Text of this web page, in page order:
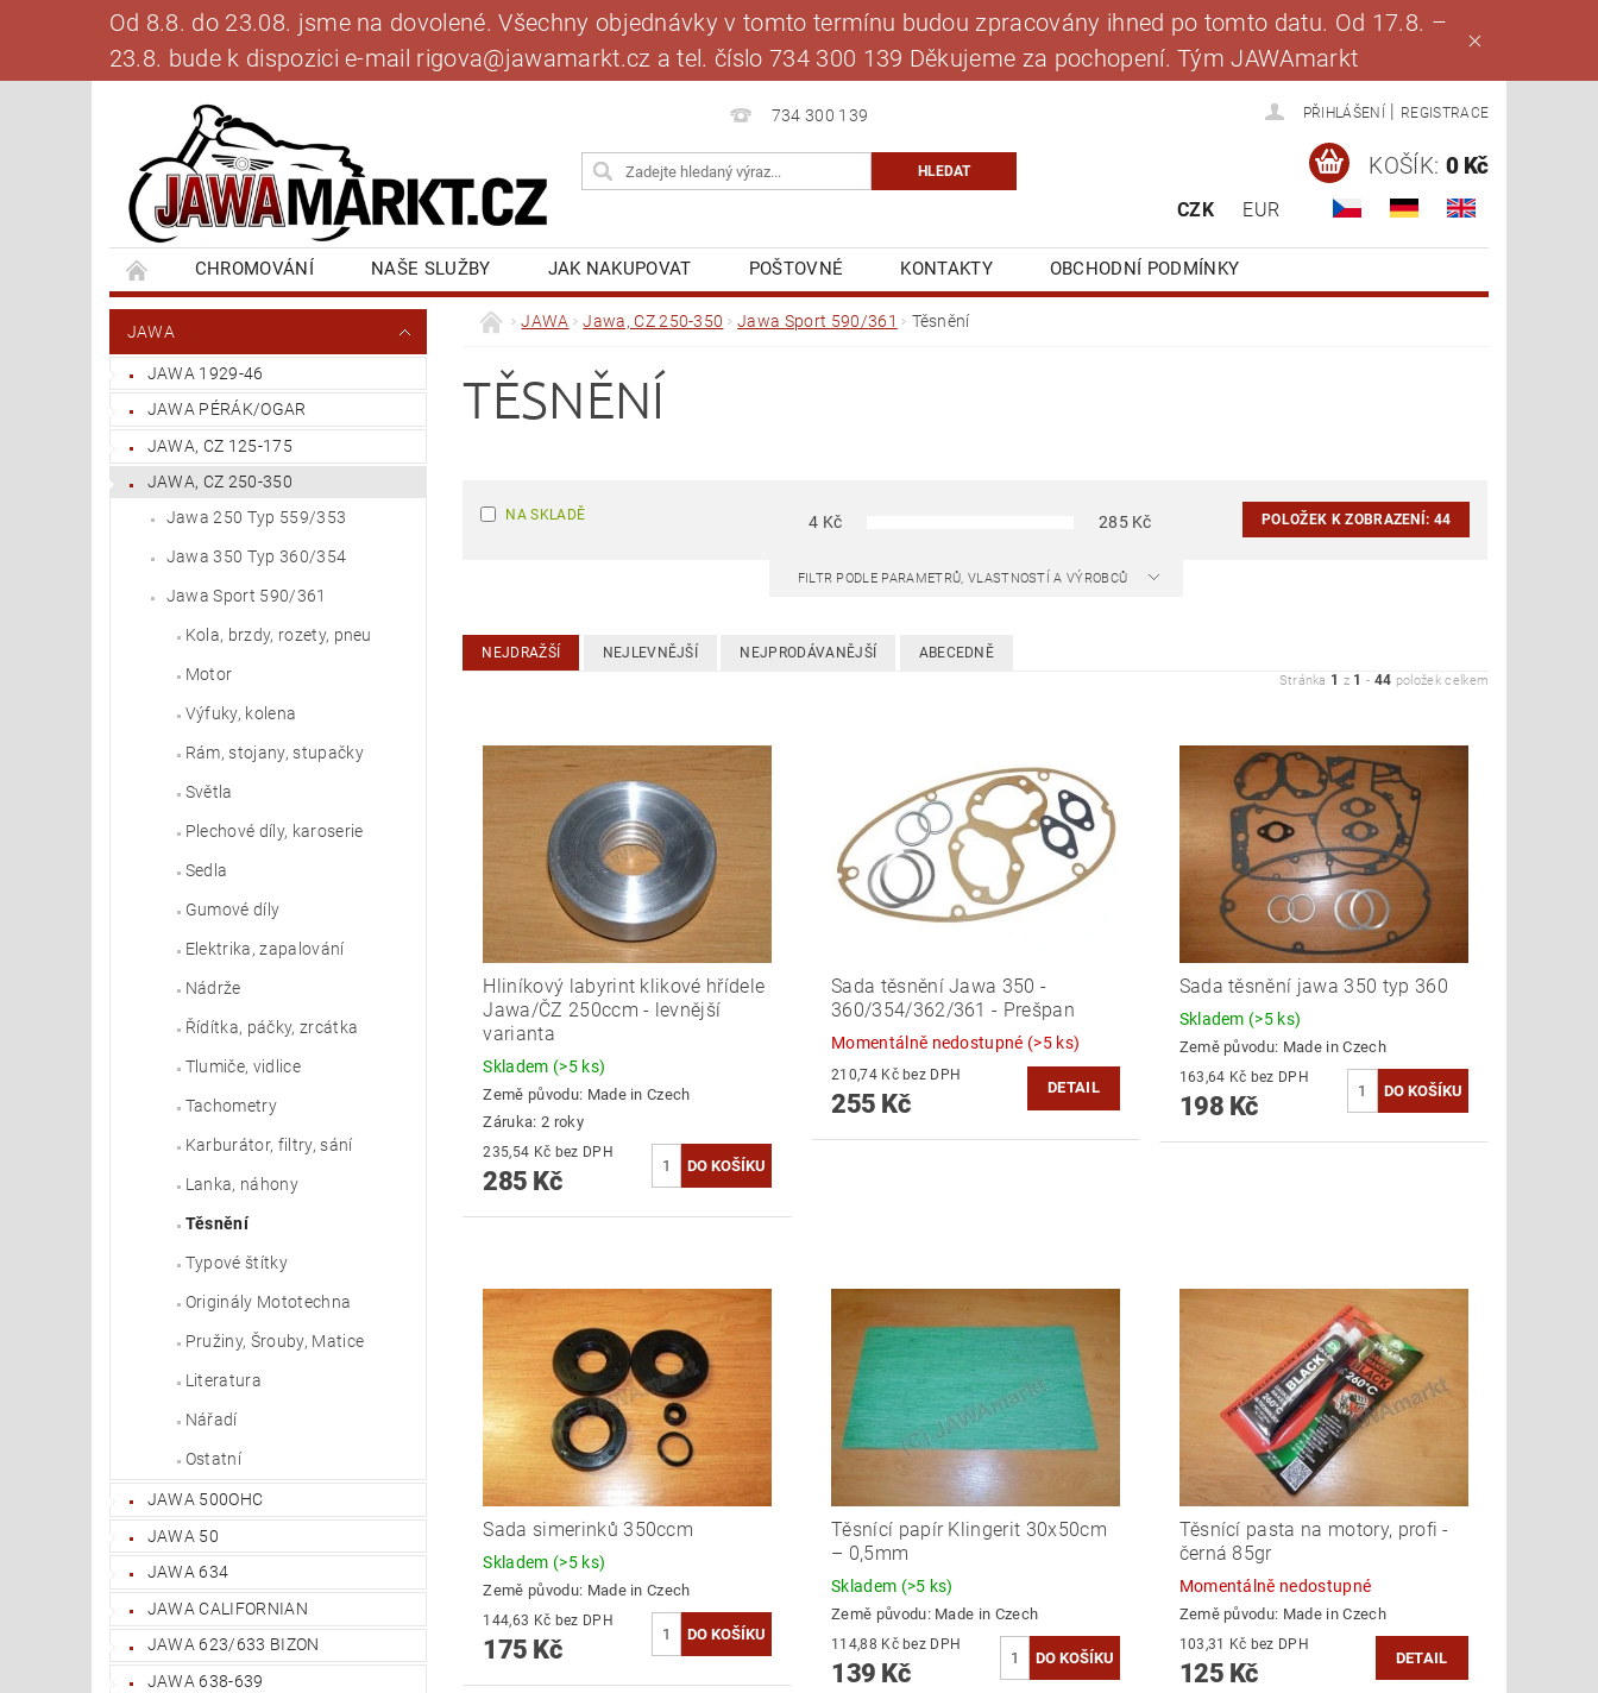
Od 8.8. do 23.08. jsme na dovolené. Všechny objednávky v tomto termínu budou zpracovány ihned po tomto datu. Od 17.8. –
23.8. bude k dispozici e-mail rigova@jawamarkt.cz a tel. číslo 734 300 139 Děkujeme za pochopení. Tým JAWAmarkt
734 300 139 PŘIHLÁŠENÍ REGISTRACE
CZK EUR
KOŠÍK: 0 Kč
CHROMOVÁNÍ NAŠE SLUŽBY JAK NAKUPOVAT POŠTOVNÉ KONTAKTY
OBCHODNÍ PODMÍNKY
BANKOVNÍ SPOJENÍ
NAPIŠTE NÁM BLOG MOJE OBJEDNÁVKA
JAWA
JAWA 1929-46
JAWA PÉRÁK/OGAR
JAWA, CZ 125-175
JAWA, CZ 250-350
Jawa 250 Typ 559/353
Jawa 350 Typ 360/354
Jawa Sport 590/361
Kola, brzdy, rozety, pneu
Motor
Výfuky, kolena
Rám, stojany, stupačky
Světla
Plechové díly, karoserie
Sedla
Gumové díly
Elektrika, zapalování
Nádrže
Řídítka, páčky, zrcátka
Tlumiče, vidlice
Tachometry
Karburátor, filtry, sání
Lanka, náhony
Těsnění
Typové štítky
Originály Mototechna
Pružiny, Šrouby, Matice
Literatura
Nářadí
Ostatní
JAWA 500OHC
JAWA 50
JAWA 634
JAWA CALIFORNIAN
JAWA 623/633 BIZON
JAWA 638-639
JAWA Jawa, CZ 250-350 Jawa Sport 590/361 Těsnění
TĚSNĚNÍ
NA SKLADĚ 4 Kč 285Kč POLOŽEK K ZOBRAZENÍ: 44
FILTR PODLE PARAMETRŮ, VLASTNOSTÍ A VÝROBCŮ
NEJDRAŽŠÍ NEJLEVNĚJŠÍ NEJPRODÁVANĚJŠÍ ABECEDNĚ
Stránka 1 z 1 - 44 položek celkem
Hliníkový labyrint klikové hřídele
Jawa/ČZ 250ccm - levnější
varianta
Skladem (>5 ks)
Země původu: Made in Czech
Záruka: 2 roky
235,54 Kč bez DPH
285 Kč
Sada těsnění Jawa 350 -
360/354/362/361 - Prešpan
Momentálně nedostupné (>5 ks)
210,74 Kč bez DPH
255 Kč
DETAIL
Sada těsnění jawa 350 typ 360
Skladem (>5 ks)
Země původu: Made in Czech
163,64 Kč bez DPH
198 Kč
Sada simerinků 350ccm
Skladem (>5 ks)
Země původu: Made in Czech
144,63 Kč bez DPH
175 Kč
Těsnící papír Klingerit 30x50cm
– 0,5mm
Skladem (>5 ks)
Země původu: Made in Czech
114,88 Kč bez DPH
139 Kč
Těsnící pasta na motory, profi -
černá 85gr
Momentálně nedostupné
Země původu: Made in Czech
103,31 Kč bez DPH
125 Kč
DETAIL